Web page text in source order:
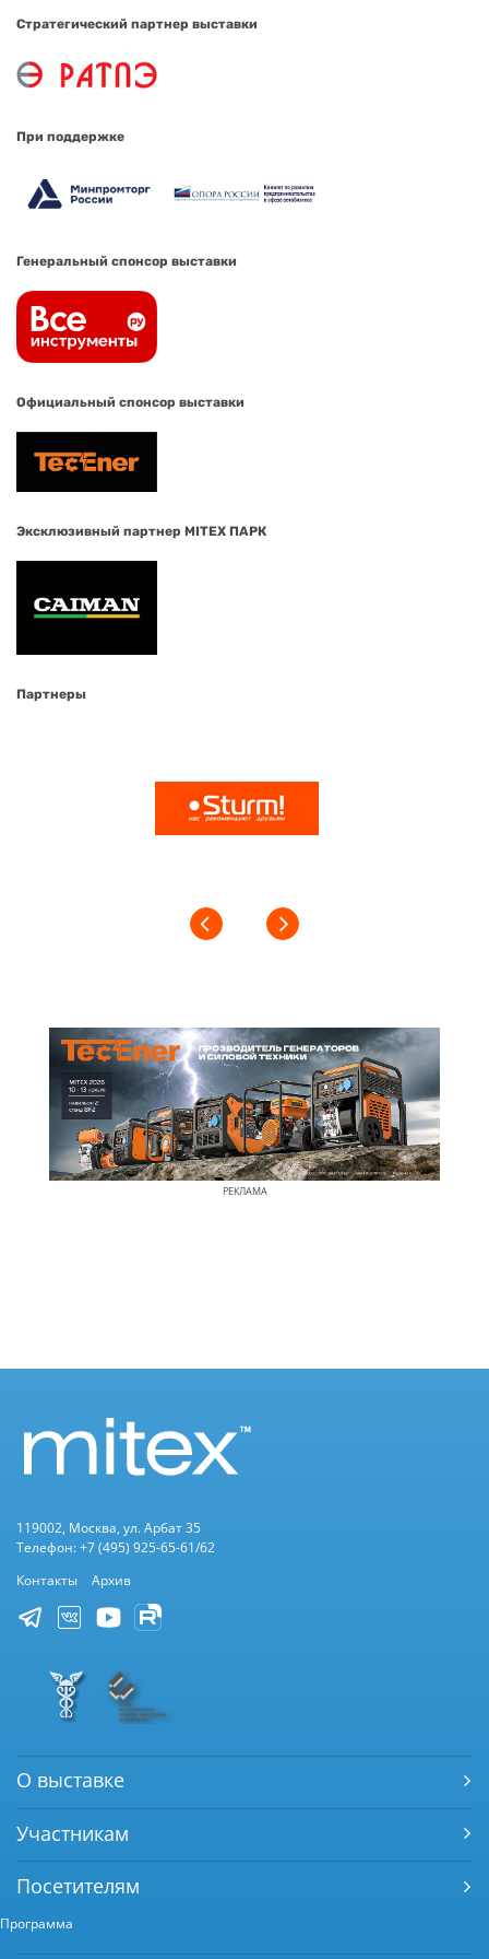
Стратегический партнер выставки
При поддержке
Генеральный спонсор выставки
Официальный спонсор выставки
Эксклюзивный партнер MITEX ПАРК
Партнеры
РЕКЛАМА
119002, Москва, ул. Арбат 35
Телефон: +7 (495) 925-65-61/62
Контакты
Архив
О выставке
Участникам
Посетителям
Программа